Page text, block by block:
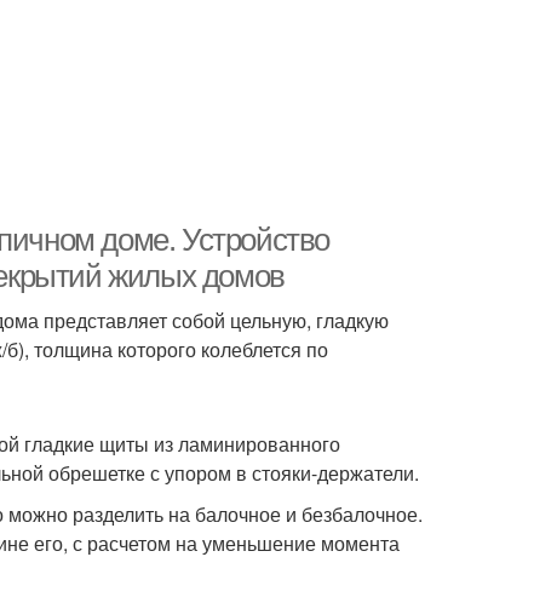
доме. Устройство
жилых домов
представляет собой цельную, гладкую
толщина которого колеблется по
гладкие щиты из ламинированного
обрешетке с упором в стояки-держатели.
можно разделить на балочное и безбалочное.
его, с расчетом на уменьшение момента